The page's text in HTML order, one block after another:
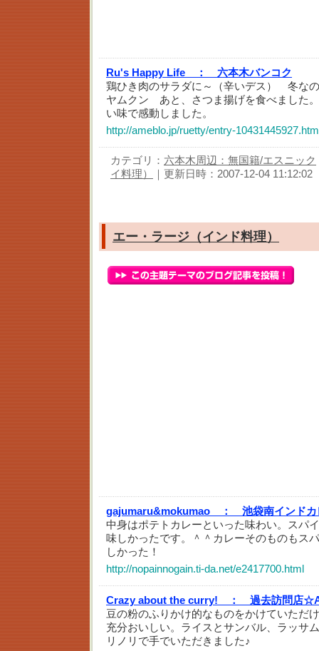
Ru's Happy Life ：
六本木バンコク
鶏ひき肉のサラダに～（辛いデス） 冬な
ヤムクン あと、さつま揚げを食べました
い味で感動しました。
http://ameblo.jp/ruetty/entry-
カテゴリ： 六本木周辺：無国籍/エスニック
イ料理）
｜更新日時：2007-12-04 11:12:02
エー・ラージ（インド料理）
gajumaru&mokumao ：
池袋南インド
中身はポテトカレーといった味わい。スパ
味しかったです。＾＾カレーそのものもス
しかった！
http://nopainnogain.ti-da.net/e2417700.html
Crazy about the curry! ：
過去訪問店
豆の粉のふりかけ的なものをかけていただ
充分おいしい。ライスとサンバル、ラッサ
リノリで手でいただきました♪